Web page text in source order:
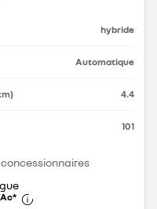
hybride
Automatique
4.4
101
*